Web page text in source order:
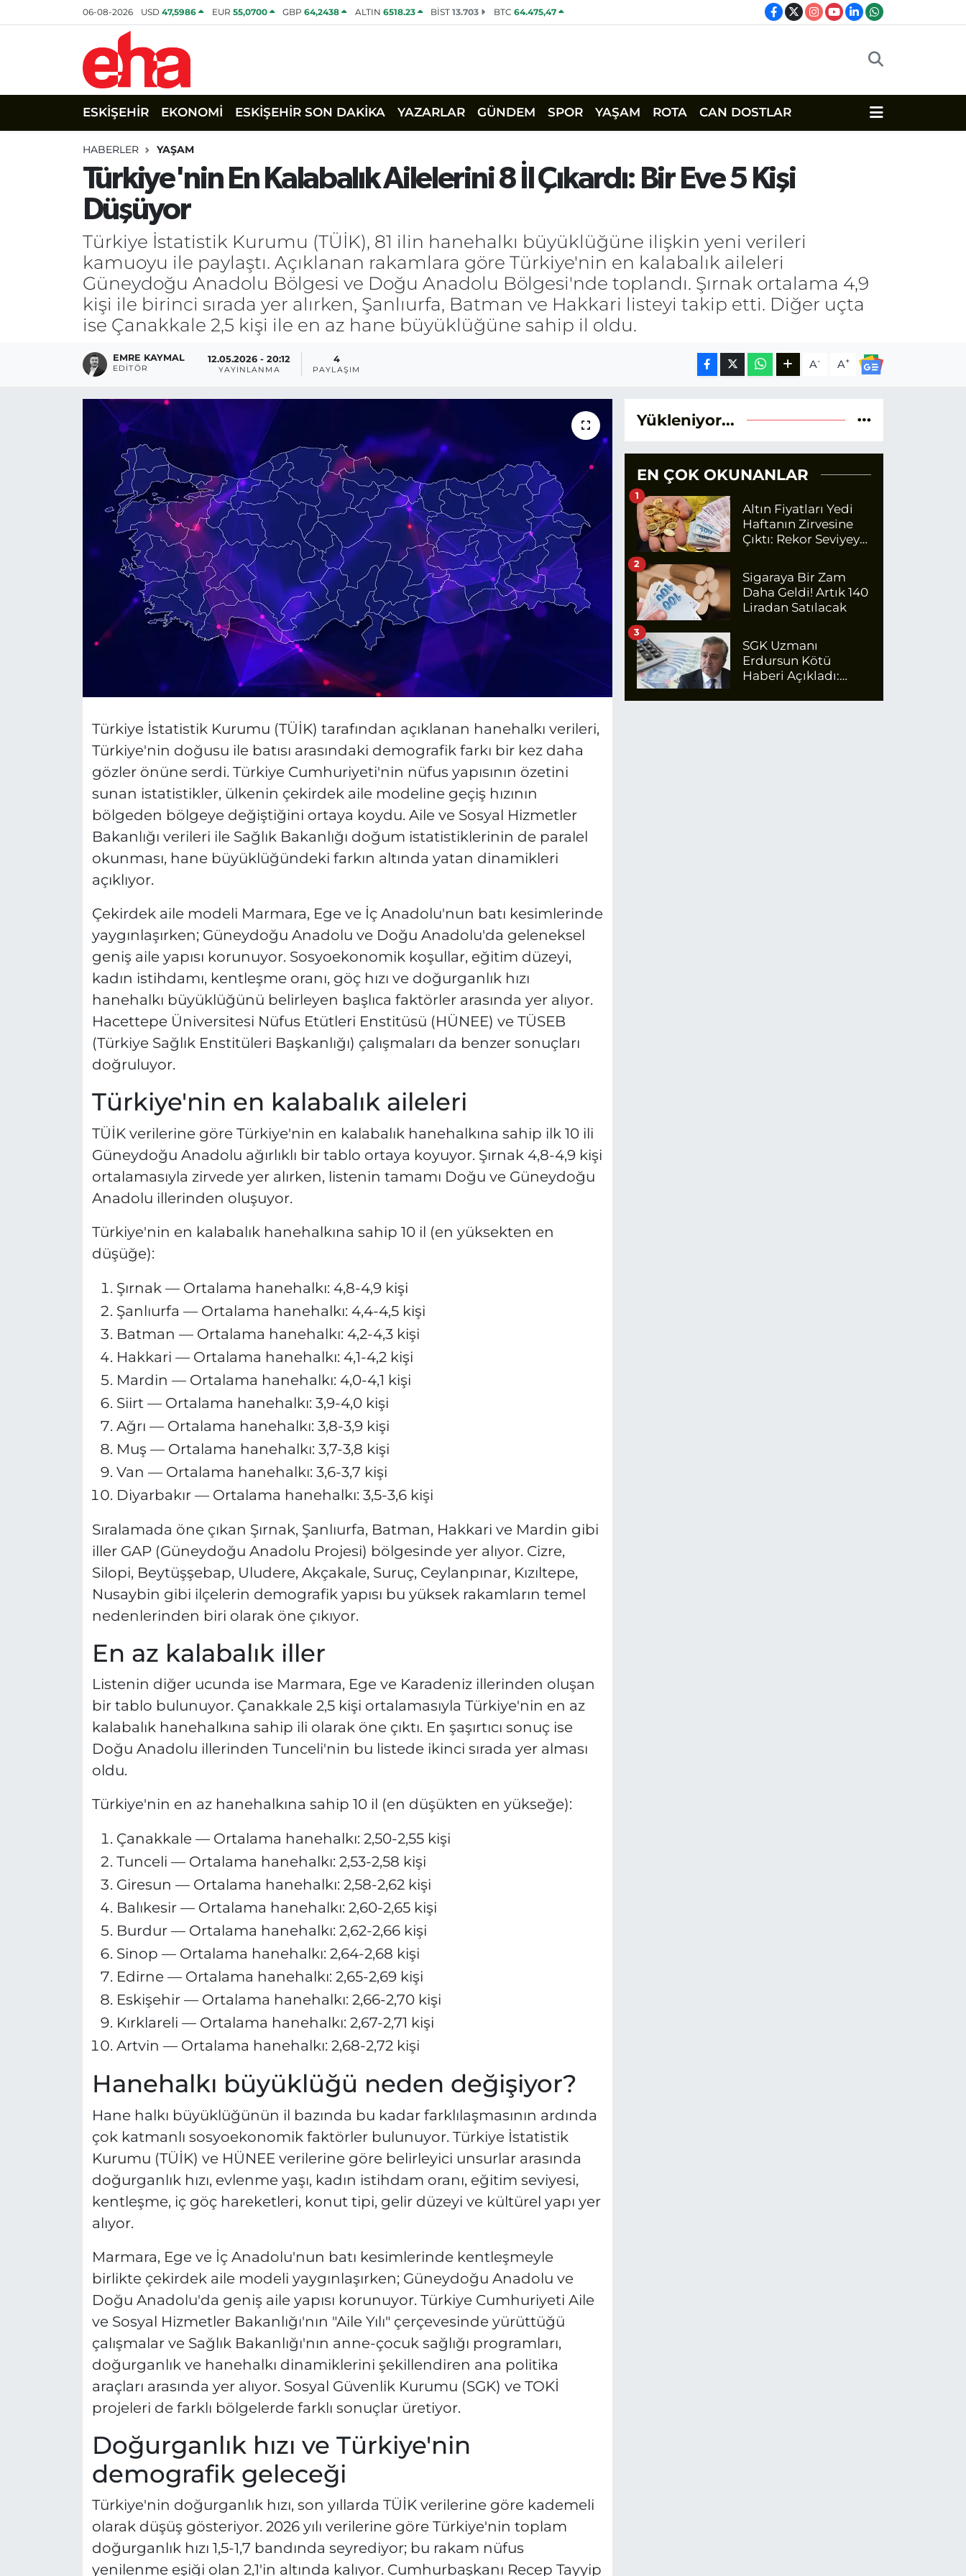
06-08-2026 USD47,5986 EUR 55,0700 GBP64,2438 ALTIN 6518.23 BİST13.703 BTC 64.475,47
ESKİŞEHİR EKONOMİ ESKİŞEHİR SON DAKİKA YAZARLAR GÜNDEM SPOR YAŞAM ROTA CAN DOSTLAR
HABERLER YAŞAM
Türkiye'nin En Kalabalık Ailelerini 8 İl Çıkardı: Bir Eve 5 Kişi
Düşüyor
Türkiye İstatistik Kurumu (TÜİK), 81 ilin hanehalkı büyüklüğüne ilişkin yeni verileri
kamuoyu ile paylaştı. Açıklanan rakamlara göre Türkiye'nin en kalabalık aileleri
Güneydoğu Anadolu Bölgesi ve Doğu Anadolu Bölgesi'nde toplandı. Şırnak ortalama 4,9
kişi ile birinci sırada yer alırken, Şanlıurfa, Batman ve Hakkari listeyi takip etti. Diğer uçta
ise Çanakkale 2,5 kişi ile en az hane büyüklüğüne sahip il oldu.
EMRE KAYMAL
EDITÖR
12.05.2026 - 20:12
YAYINLANMA
4
PAYLAŞIM A- A+
Türkiye İstatistik Kurumu (TÜİK) tarafından açıklanan hanehalkı verileri,
Türkiye'nin doğusu ile batısı arasındaki demografik farkı bir kez daha
gözler önüne serdi. Türkiye Cumhuriyeti'nin nüfus yapısının özetini
sunan istatistikler, ülkenin çekirdek aile modeline geçiş hızının
bölgeden bölgeye değiştiğini ortaya koydu. Aile ve Sosyal Hizmetler
Bakanlığı verileri ile Sağlık Bakanlığı doğum istatistiklerinin de paralel
okunması, hane büyüklüğündeki farkın altında yatan dinamikleri
açıklıyor.
Çekirdek aile modeli Marmara, Ege ve İç Anadolu'nun batı kesimlerinde
yaygınlaşırken; Güneydoğu Anadolu ve Doğu Anadolu'da geleneksel
geniş aile yapısı korunuyor. Sosyoekonomik koşullar, eğitim düzeyi,
kadın istihdamı, kentleşme oranı, göç hızı ve doğurganlık hızı
hanehalkı büyüklüğünü belirleyen başlıca faktörler arasında yer alıyor.
Hacettepe Üniversitesi Nüfus Etütleri Enstitüsü (HÜNEE) ve TÜSEB
(Türkiye Sağlık Enstitüleri Başkanlığı) çalışmaları da benzer sonuçları
doğruluyor.
Türkiye'nin en kalabalık aileleri
TÜİK verilerine göre Türkiye'nin en kalabalık hanehalkına sahip ilk 10 ili
Güneydoğu Anadolu ağırlıklı bir tablo ortaya koyuyor. Şırnak 4,8-4,9 kişi
ortalamasıyla zirvede yer alırken, listenin tamamı Doğu ve Güneydoğu
Anadolu illerinden oluşuyor.
Türkiye'nin en kalabalık hanehalkına sahip 10 il (en yüksekten en
düşüğe):
Şırnak — Ortalama hanehalkı: 4,8-4,9 kişi
Şanlıurfa — Ortalama hanehalkı: 4,4-4,5 kişi
Batman — Ortalama hanehalkı: 4,2-4,3 kişi
Hakkari — Ortalama hanehalkı: 4,1-4,2 kişi
Mardin — Ortalama hanehalkı: 4,0-4,1 kişi
Siirt — Ortalama hanehalkı: 3,9-4,0 kişi
Ağrı — Ortalama hanehalkı: 3,8-3,9 kişi
Muş — Ortalama hanehalkı: 3,7-3,8 kişi
Van — Ortalama hanehalkı: 3,6-3,7 kişi
Diyarbakır — Ortalama hanehalkı: 3,5-3,6 kişi
Sıralamada öne çıkan Şırnak, Şanlıurfa, Batman, Hakkari ve Mardin gibi
iller GAP (Güneydoğu Anadolu Projesi) bölgesinde yer alıyor. Cizre,
Silopi, Beytüşşebap, Uludere, Akçakale, Suruç, Ceylanpınar, Kızıltepe,
Nusaybin gibi ilçelerin demografik yapısı bu yüksek rakamların temel
nedenlerinden biri olarak öne çıkıyor.
En az kalabalık iller
Listenin diğer ucunda ise Marmara, Ege ve Karadeniz illerinden oluşan
bir tablo bulunuyor. Çanakkale 2,5 kişi ortalamasıyla Türkiye'nin en az
kalabalık hanehalkına sahip ili olarak öne çıktı. En şaşırtıcı sonuç ise
Doğu Anadolu illerinden Tunceli'nin bu listede ikinci sırada yer alması
oldu.
Türkiye'nin en az hanehalkına sahip 10 il (en düşükten en yükseğe):
Çanakkale — Ortalama hanehalkı: 2,50-2,55 kişi
Tunceli — Ortalama hanehalkı: 2,53-2,58 kişi
Giresun — Ortalama hanehalkı: 2,58-2,62 kişi
Balıkesir — Ortalama hanehalkı: 2,60-2,65 kişi
Burdur — Ortalama hanehalkı: 2,62-2,66 kişi
Sinop — Ortalama hanehalkı: 2,64-2,68 kişi
Edirne — Ortalama hanehalkı: 2,65-2,69 kişi
Eskişehir — Ortalama hanehalkı: 2,66-2,70 kişi
Kırklareli — Ortalama hanehalkı: 2,67-2,71 kişi
Artvin — Ortalama hanehalkı: 2,68-2,72 kişi
Hanehalkı büyüklüğü neden değişiyor?
Hane halkı büyüklüğünün il bazında bu kadar farklılaşmasının ardında
çok katmanlı sosyoekonomik faktörler bulunuyor. Türkiye İstatistik
Kurumu (TÜİK) ve HÜNEE verilerine göre belirleyici unsurlar arasında
doğurganlık hızı, evlenme yaşı, kadın istihdam oranı, eğitim seviyesi,
kentleşme, iç göç hareketleri, konut tipi, gelir düzeyi ve kültürel yapı yer
alıyor.
Marmara, Ege ve İç Anadolu'nun batı kesimlerinde kentleşmeyle
birlikte çekirdek aile modeli yaygınlaşırken; Güneydoğu Anadolu ve
Doğu Anadolu'da geniş aile yapısı korunuyor. Türkiye Cumhuriyeti Aile
ve Sosyal Hizmetler Bakanlığı'nın "Aile Yılı" çerçevesinde yürüttüğü
çalışmalar ve Sağlık Bakanlığı'nın anne-çocuk sağlığı programları,
doğurganlık ve hanehalkı dinamiklerini şekillendiren ana politika
araçları arasında yer alıyor. Sosyal Güvenlik Kurumu (SGK) ve TOKİ
projeleri de farklı bölgelerde farklı sonuçlar üretiyor.
Doğurganlık hızı ve Türkiye'nin
demografik geleceği
Türkiye'nin doğurganlık hızı, son yıllarda TÜİK verilerine göre kademeli
olarak düşüş gösteriyor. 2026 yılı verilerine göre Türkiye'nin toplam
doğurganlık hızı 1,5-1,7 bandında seyrediyor; bu rakam nüfus
yenilenme eşiği olan 2,1'in altında kalıyor. Cumhurbaşkanı Recep Tayyip
Yükleniyor...
EN ÇOK OKUNANLAR
Altın Fiyatları Yedi
Haftanın Zirvesine
Çıktı: Rekor Seviyeye
1
Sigaraya Bir Zam
Daha Geldi! Artık 140
Liradan Satılacak
2
SGK Uzmanı
Erdursun Kötü
Haberi Açıkladı:
İçin Net Rakam
3